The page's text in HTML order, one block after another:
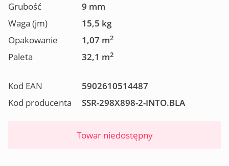
Grubość
9 mm
Waga (jm)
15,5 kg
Opakowanie
1,07 m2
Paleta 32,1 m2
Kod EAN
5902610514487
Kod producenta
SSR-298X898-2-INTO.BLA
Towar niedostępny